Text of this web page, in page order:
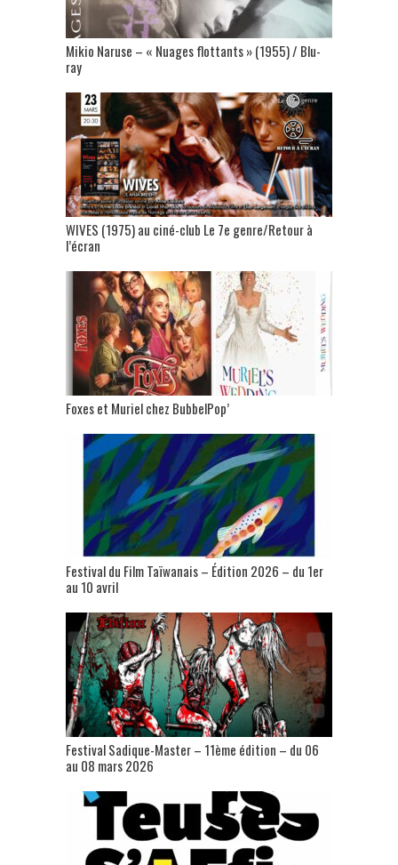
Mikio Naruse – « Nuages flottants » (1955) / Blu-
ray
WIVES (1975) au ciné-club Le 7e genre/Retour à
l’écran
Foxes et Muriel chez BubbelPop’
Festival du Film Taïwanais – Édition 2026 – du 1er
au 10 avril
Festival Sadique-Master – 11ème édition – du 06
au 08 mars 2026